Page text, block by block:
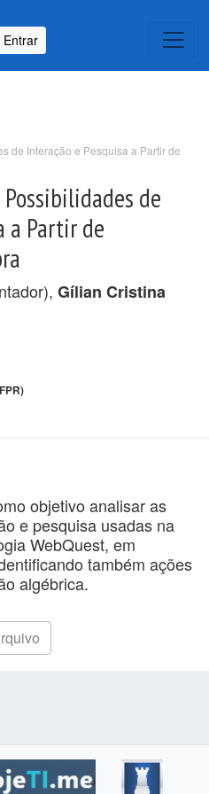
Entrar
de Interação e Pesquisa a Partir de
de
a Partir de
Gílian Cristina
objetivo analisar as
e pesquisa usadas na
WebQuest, em
também ações
algébrica.